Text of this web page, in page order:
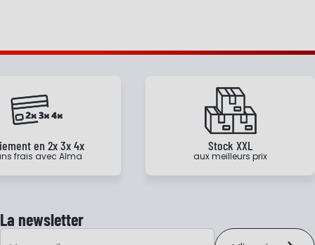
en 2x 3x 4x
frais avec Alma
Stock XXL
aux meilleurs prix
La newsletter
Adresse e-mail